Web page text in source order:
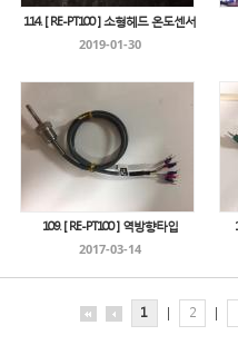
114. [ RE-PT100 ] 소형헤드 온도센서
2019-01-30
109. [ RE-PT100 ] 역방향타입
2017-03-14
1 | 2 |